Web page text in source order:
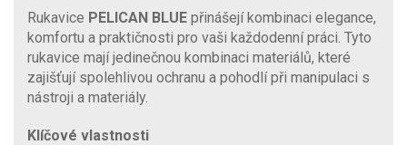
Rukavice PELICAN BLUE přinášejí kombinaci elegance,
komfortu a praktičnosti pro vaši každodenní práci. Tyto
rukavice mají jedinečnou kombinaci materiálů, které
zajišťují spolehlivou ochranu a pohodlí při manipulaci s
nástroji a materiály.
Klíčové vlastnosti